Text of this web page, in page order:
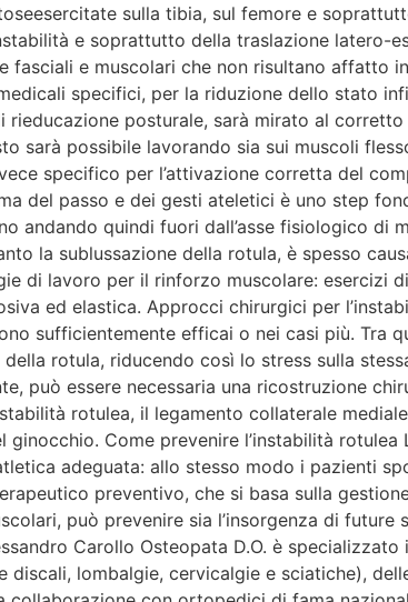
sulla tibia, sul femore e
e soprattutto della traslazione latero-
e muscolari che non risultano affatto
specifici, per la riduzione dello stato
posturale, sarà mirato al
sarà possibile lavorando sia sui muscoli
specifico per l’attivazione corretta del
del passo e dei gesti ateletici è uno step
andando quindi fuori dall’asse fisiologico di
la sublussazione della rotula, è spesso
di lavoro per il rinforzo muscolare: esercizi
ed elastica. Approcci chirurgici per
sufficientemente efficai o nei casi più. Tra
rotula, riducendo così lo stress sulla
può essere necessaria una ricostruzione
rotulea, il legamento collaterale
Come prevenire l’instabilità rotulea
adeguata: allo stesso modo i pazienti
preventivo, che si basa sulla
può prevenire sia l’insorgenza di future
Carollo Osteopata D.O. è specializzato
lombalgie, cervicalgie e sciatiche),